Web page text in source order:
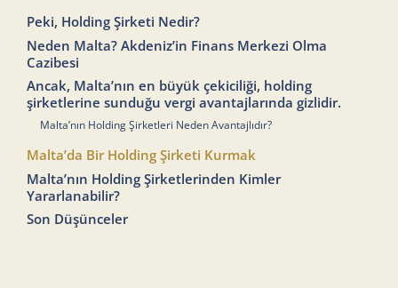
Peki, Holding Şirketi Nedir?
Neden Malta? Akdeniz’in Finans Merkezi Olma
Cazibesi
Ancak, Malta’nın en büyük çekiciliği, holding
şirketlerine sunduğu vergi avantajlarında gizlidir.
Malta’nın Holding Şirketleri Neden Avantajlıdır?
Malta’da Bir Holding Şirketi Kurmak
Malta’nın Holding Şirketlerinden Kimler
Yararlanabilir?
Son Düşünceler